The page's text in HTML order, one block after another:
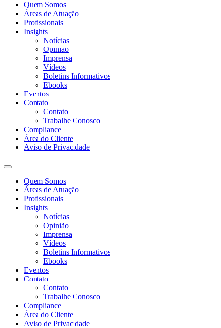
Quem Somos
Áreas de Atuação
Profissionais
Insights
Notícias
Opinião
Imprensa
Vídeos
Boletins Informativos
Ebooks
Eventos
Contato
Contato
Trabalhe Conosco
Compliance
Área do Cliente
Aviso de Privacidade
Quem Somos
Áreas de Atuação
Profissionais
Insights
Notícias
Opinião
Imprensa
Vídeos
Boletins Informativos
Ebooks
Eventos
Contato
Contato
Trabalhe Conosco
Compliance
Área do Cliente
Aviso de Privacidade